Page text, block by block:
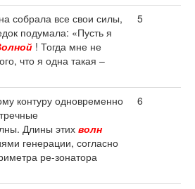
собрала все свои силы,
подумала: «Пусть я
! Тогда мне не
что я одна такая –
5
контуру одновременно
Длины этих волн
генерации, согласно
ре-зонатора
6